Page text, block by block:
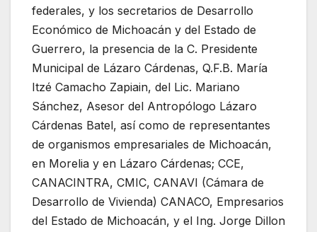
federales, y los secretarios de Desarrollo
Económico de Michoacán y del Estado de
Guerrero, la presencia de la C. Presidente
Municipal de Lázaro Cárdenas, Q.F.B. María
Itzé Camacho Zapiain, del Lic. Mariano
Sánchez, Asesor del Antropólogo Lázaro
Cárdenas Batel, así como de representantes
de organismos empresariales de Michoacán,
en Morelia y en Lázaro Cárdenas; CCE,
CANACINTRA, CMIC, CANAVI (Cámara de
Desarrollo de Vivienda) CANACO, Empresarios
del Estado de Michoacán, y el Ing. Jorge Dillon